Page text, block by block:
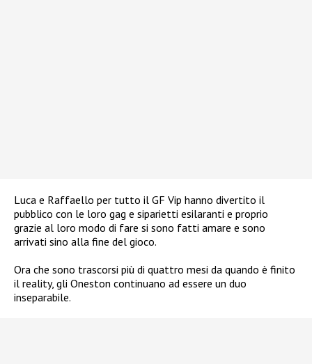
Luca e Raffaello per tutto il GF Vip hanno divertito il
pubblico con le loro gag e siparietti esilaranti e proprio
grazie al loro modo di fare si sono fatti amare e sono
arrivati sino alla fine del gioco.
Ora che sono trascorsi più di quattro mesi da quando è finito
il reality, gli Oneston continuano ad essere un duo
inseparabile.